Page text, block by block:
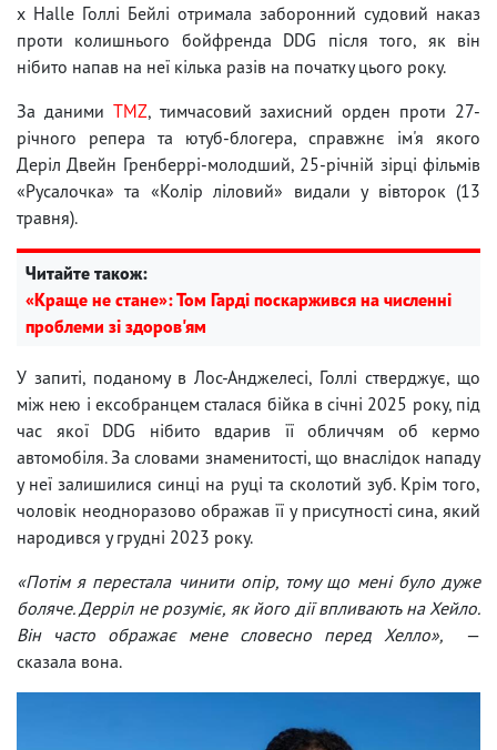
x Halle Голлі Бейлі отримала заборонний судовий наказ
проти колишнього бойфренда DDG після того, як він
нібито напав на неї кілька разів на початку цього року.
За даними TMZ, тимчасовий захисний орден проти 27-
річного репера та ютуб-блогера, справжнє ім'я якого
Деріл Двейн Гренберрі-молодший, 25-річній зірці фільмів
«Русалочка» та «Колір ліловий» видали у вівторок (13
травня).
Читайте також:
«Краще не стане»: Том Гарді поскаржився на численні
проблеми зі здоров'ям
У запиті, поданому в Лос-Анджелесі, Голлі стверджує, що
між нею і ексобранцем сталася бійка в січні 2025 року, під
час якої DDG нібито вдарив її обличчям об кермо
автомобіля. За словами знаменитості, що внаслідок нападу
у неї залишилися синці на руці та сколотий зуб. Крім того,
чоловік неодноразово ображав її у присутності сина, який
народився у грудні 2023 року.
«Потім я перестала чинити опір, тому що мені було дуже
боляче. Дерріл не розуміє, як його дії впливають на Хейло.
Він часто ображає мене словесно перед Хелло»,
—
сказала вона.